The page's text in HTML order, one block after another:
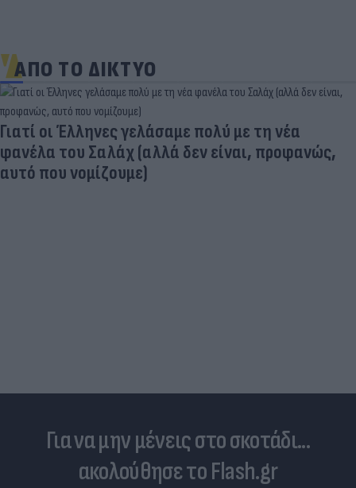
ΑΠΟ ΤΟ ΔΙΚΤΥΟ
Γιατί οι Έλληνες γελάσαμε πολύ με τη νέα
φανέλα του Σαλάχ (αλλά δεν είναι, προφανώς,
αυτό που νομίζουμε)
Για να μην μένεις στο σκοτάδι...
ακολούθησε το Flash.gr